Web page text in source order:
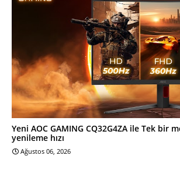
Yeni AOC GAMING CQ32G4ZA ile Tek bir
yenileme hızı
Ağustos 06, 2026